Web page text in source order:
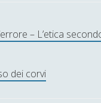
AUTORE
– L’etica
dei corvi